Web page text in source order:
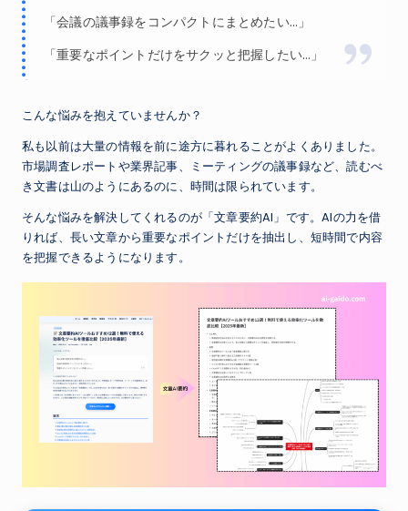
「会議の議事録をコンパクトにまとめたい…」
「重要なポイントだけをサクッと把握したい…」
こんな悩みを抱えていませんか？
私も以前は大量の情報を前に途方に暮れることがよくありました。
市場調査レポートや業界記事、ミーティングの議事録など、読むべ
き文書は山のようにあるのに、時間は限られています。
そんな悩みを解決してくれるのが「文章要約AI」です。AIの力を借
りれば、長い文章から重要なポイントだけを抽出し、短時間で内容
を把握できるようになります。